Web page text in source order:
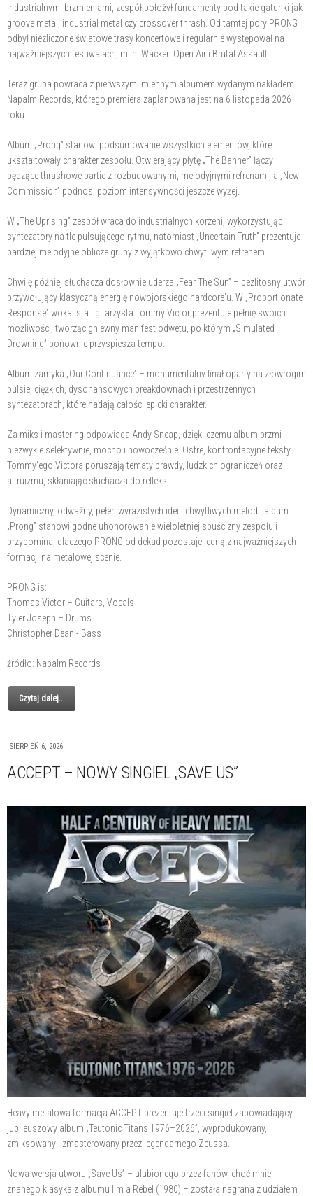
industrialnymi brzmieniami, zespół położył fundamenty pod takie gatunki jak
groove metal, industrial metal czy crossover thrash. Od tamtej pory PRONG
odbył niezliczone światowe trasy koncertowe i regularnie występował na
najważniejszych festiwalach, m.in. Wacken Open Air i Brutal Assault.
Teraz grupa powraca z pierwszym imiennym albumem wydanym nakładem
Napalm Records, którego premiera zaplanowana jest na 6 listopada 2026
roku.
Album „Prong” stanowi podsumowanie wszystkich elementów, które
ukształtowały charakter zespołu. Otwierający płytę „The Banner” łączy
pędzące thrashowe partie z rozbudowanymi, melodyjnymi refrenami, a „New
Commission” podnosi poziom intensywności jeszcze wyżej.
W „The Uprising” zespół wraca do industrialnych korzeni, wykorzystując
syntezatory na tle pulsującego rytmu, natomiast „Uncertain Truth” prezentuje
bardziej melodyjne oblicze grupy z wyjątkowo chwytliwym refrenem.
Chwilę później słuchacza dosłownie uderza „Fear The Sun” – bezlitosny utwór
przywołujący klasyczną energię nowojorskiego hardcore'u. W „Proportionate
Response” wokalista i gitarzysta Tommy Victor prezentuje pełnię swoich
możliwości, tworząc gniewny manifest odwetu, po którym „Simulated
Drowning” ponownie przyspiesza tempo.
Album zamyka „Our Continuance” – monumentalny finał oparty na złowrogim
pulsie, ciężkich, dysonansowych breakdownach i przestrzennych
syntezatorach, które nadają całości epicki charakter.
Za miks i mastering odpowiada Andy Sneap, dzięki czemu album brzmi
niezwykle selektywnie, mocno i nowocześnie. Ostre, konfrontacyjne teksty
Tommy’ego Victora poruszają tematy prawdy, ludzkich ograniczeń oraz
altruizmu, skłaniając słuchacza do refleksji.
Dynamiczny, odważny, pełen wyrazistych idei i chwytliwych melodii album
„Prong” stanowi godne uhonorowanie wieloletniej spuścizny zespołu i
przypomina, dlaczego PRONG od dekad pozostaje jedną z najważniejszych
formacji na metalowej scenie.
PRONG is:
Thomas Victor – Guitars, Vocals
Tyler Joseph – Drums
Christopher Dean - Bass
źródło: Napalm Records
Czytaj dalej...
SIERPIEŃ 6, 2026
ACCEPT – NOWY SINGIEL „SAVE US”
Heavy metalowa formacja ACCEPT prezentuje trzeci singiel zapowiadający
jubileuszowy album „Teutonic Titans 1976–2026”, wyprodukowany,
zmiksowany i zmasterowany przez legendarnego Zeussa.
Nowa wersja utworu „Save Us” – ulubionego przez fanów, choć mniej
znanego klasyka z albumu I'm a Rebel (1980) – została nagrana z udziałem